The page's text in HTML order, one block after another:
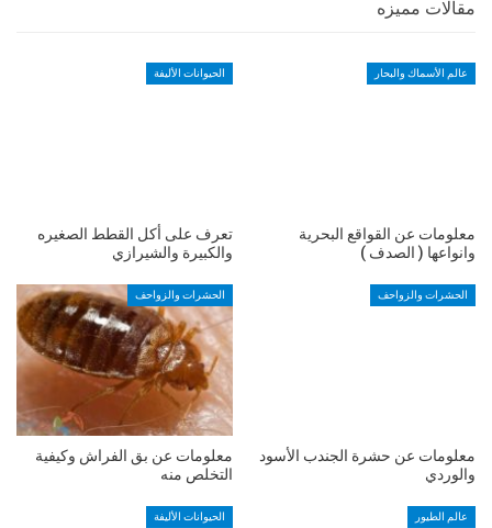
مقالات مميزه
عالم الأسماك والبحار
معلومات عن القواقع البحرية
وانواعها ( الصدف )
الحيوانات الأليفة
تعرف على أكل القطط الصغيره
والكبيرة والشيرازي
الحشرات والزواحف
معلومات عن حشرة الجندب الأسود
والوردي
الحشرات والزواحف
معلومات عن بق الفراش وكيفية
التخلص منه
عالم الطيور الحيوانات الأليفة